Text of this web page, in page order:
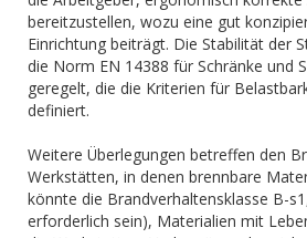
bereitzustellen, wozu eine gut
Einrichtung beiträgt. Die Stabilität der
die Norm EN 14388 für Schränke und
geregelt, die die Kriterien für
definiert.
Weitere Überlegungen betreffen den
Werkstätten, in denen brennbare
könnte die Brandverhaltensklasse B-
erforderlich sein), Materialien mit